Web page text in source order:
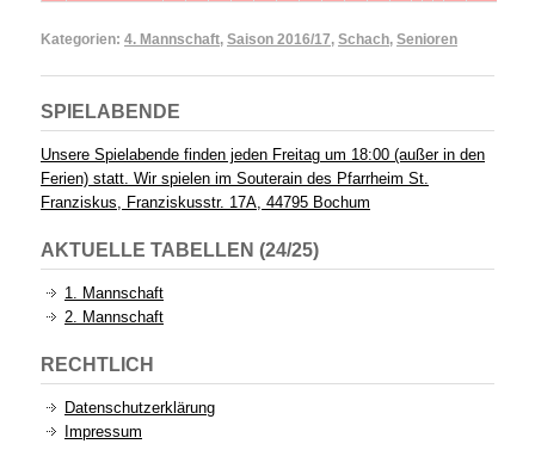
Kategorien: 4. Mannschaft, Saison 2016/17, Schach, Senioren
SPIELABENDE
Unsere Spielabende finden jeden Freitag um 18:00 (außer in den
Ferien) statt. Wir spielen im Souterain des Pfarrheim St.
Franziskus, Franziskusstr. 17A, 44795 Bochum
AKTUELLE TABELLEN (24/25)
1. Mannschaft
2. Mannschaft
RECHTLICH
Datenschutzerklärung
Impressum